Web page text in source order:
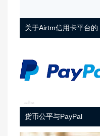
货币公平与PayPal